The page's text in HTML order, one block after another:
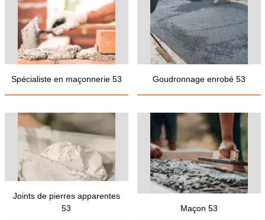
Spécialiste en maçonnerie 53 Goudronnage enrobé 53
Joints de pierres apparentes
53
Maçon 53